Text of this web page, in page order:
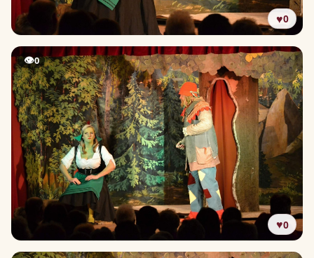
♥0
👁0
♥0